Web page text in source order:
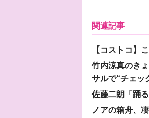
関連記事
【コストコ】
竹内涼真のき
サルで“チェッ
佐藤二朗「踊
ノアの箱舟、